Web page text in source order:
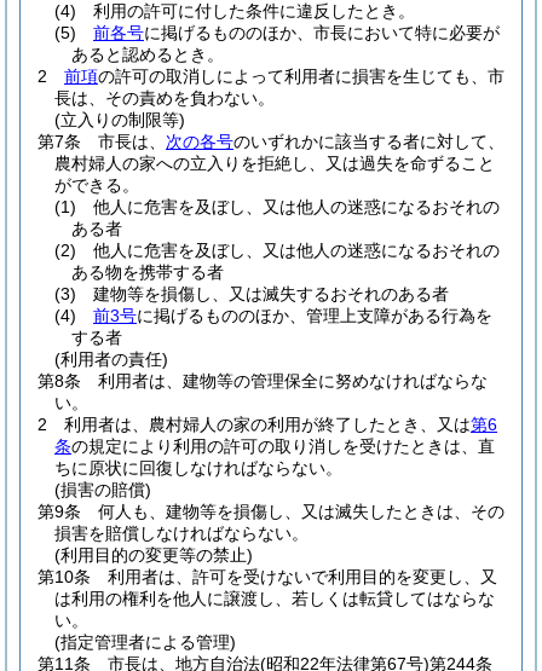
(4)
利用の許可に付した条件に違反したとき。
(5)
前各号に掲げるもののほか、市長において特に必要が
あると認めるとき。
2
前項の許可の取消しによって利用者に損害を生じても、市
長は、その責めを負わない。
(立入りの制限等)
第7条
市長は、 次の各号のいずれかに該当する者に対して、
農村婦人の家への立入りを拒絶し、又は過失を命ずること
ができる。
(1)
他人に危害を及ぼし、又は他人の迷惑になるおそれの
ある者
(2)
他人に危害を及ぼし、又は他人の迷惑になるおそれの
ある物を携帯する者
(3)
建物等を損傷し、又は滅失するおそれのある者
(4)
前3号に掲げるもののほか、管理上支障がある行為を
する者
(利用者の責任)
第8条
利用者は、建物等の管理保全に努めなければならな
い。
2
利用者は、農村婦人の家の利用が終了したとき、又は第6
条の規定により利用の許可の取り消しを受けたときは、直
ちに原状に回復しなければならない。
(損害の賠償)
第9条
何人も、建物等を損傷し、又は滅失したときは、その
損害を賠償しなければならない。
(利用目的の変更等の禁止)
第10条
利用者は、許可を受けないで利用目的を変更し、又
は利用の権利を他人に譲渡し、若しくは転貸してはならな
い。
(指定管理者による管理)
第11条
市長は、地方自治法(昭和22年法律第67号)第244条